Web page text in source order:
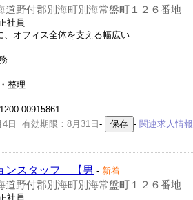
道野付郡別海町別海常盤町１２６番地
社員
オフィス全体を支える幅広い
整理
00915861
4日 有効期限：8月31日 - - 関連求人情報
ンスタッフ 【男 - 新着
道野付郡別海町別海常盤町１２６番地
社員